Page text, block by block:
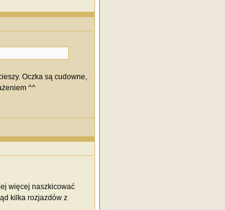
Oczka są cudowne,
^^
więcej naszkicować
kilka rozjazdów z